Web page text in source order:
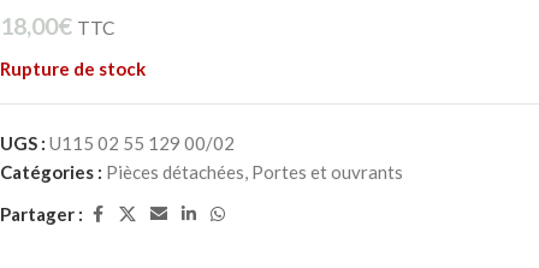
18,00€ TTC
Rupture de stock
UGS : U115 02 55 129 00/02
Catégories : Pièces détachées, Portes et ouvrants
Partager :